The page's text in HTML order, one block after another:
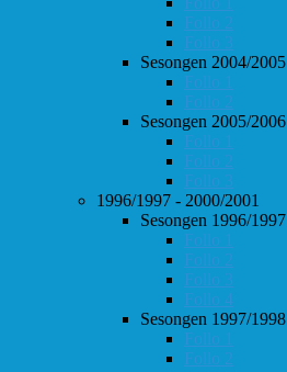
Follo 2
Follo 3
Sesongen 2004/2005
Follo 1
Follo 2
Sesongen 2005/2006
Follo 1
Follo 2
Follo 3
1996/1997 - 2000/2001
Sesongen 1996/1997
Follo 1
Follo 2
Follo 3
Follo 4
Sesongen 1997/1998
Follo 1
Follo 2